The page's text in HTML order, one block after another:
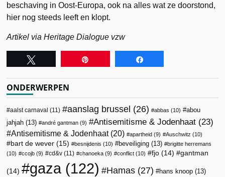
beschaving in Oost-Europa, ook na alles wat ze doorstond,
hier nog steeds leeft en klopt.
Artikel via Heritage Dialogue vzw
ONDERWERPEN
aalst carnaval (11) aanslag brussel (26) abbas (10)
abou
jahjah (13) andré gantman (9) Antisemitisme & Jodenhaat (23)
Antisemitisme & Jodenhaat(20) apartheid (9) Auschwitz (10)
bart de wever (15) besnijdenis (10) beveiliging (13)
brigitte herremans
(10)
ccojb (9) cd&v (11) chanoeka (9) conflict (10) fjo (14) gantman
(14) gaza(122) Hamas (27) hans knoop (13)